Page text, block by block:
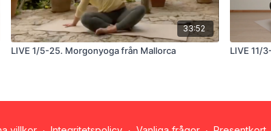
33:52
LIVE 1/5-25. Morgonyoga från Mallorca LIVE 11/